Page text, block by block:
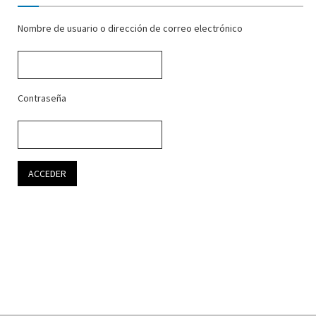
Nombre de usuario o dirección de correo electrónico
Contraseña